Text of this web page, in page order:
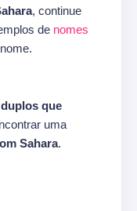
, continue
de nomes
que
uma
Sahara.